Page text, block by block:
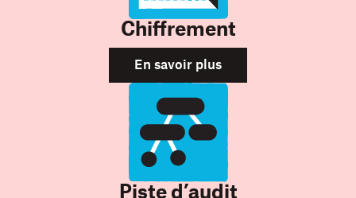
Chiffrement
En savoir plus
Piste d’audit